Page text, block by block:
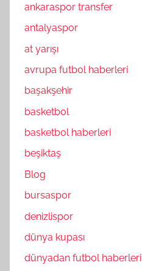
ankaraspor transfer
antalyaspor
at yarışı
avrupa futbol haberleri
başakşehir
basketbol
basketbol haberleri
beşiktaş
Blog
bursaspor
denizlispor
dünya kupası
dünyadan futbol haberleri